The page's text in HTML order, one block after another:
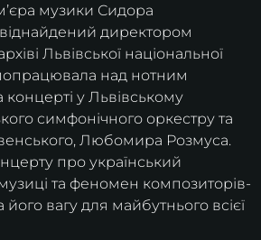
музики Сидора
директором
Львівської національної
над нотним
у Львівському
симфонічного оркестру та
Любомира Розмуса.
про український
та феномен композиторів-
вагу для майбутнього всієї